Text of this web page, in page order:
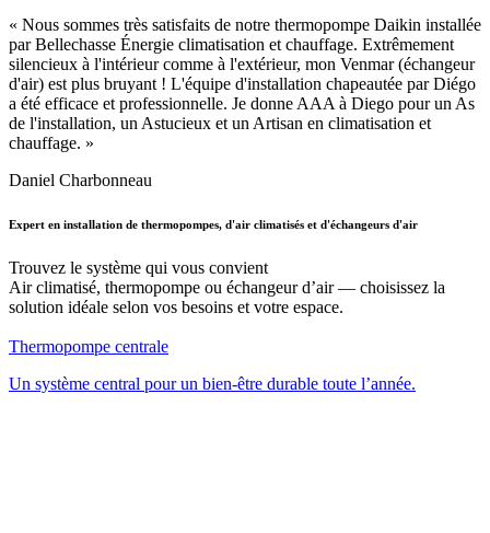
« Nous sommes très satisfaits de notre thermopompe Daikin installée
par Bellechasse Énergie climatisation et chauffage. Extrêmement
silencieux à l'intérieur comme à l'extérieur, mon Venmar (échangeur
d'air) est plus bruyant ! L'équipe d'installation chapeautée par Diégo
a été efficace et professionnelle. Je donne AAA à Diego pour un As
de l'installation, un Astucieux et un Artisan en climatisation et
chauffage. »
Daniel Charbonneau
Expert en installation de thermopompes, d'air climatisés et d'échangeurs d'air
Trouvez le système qui vous convient
Air climatisé, thermopompe ou échangeur d’air — choisissez la
solution idéale selon vos besoins et votre espace.
Thermopompe centrale
Un système central pour un bien-être durable toute l’année.